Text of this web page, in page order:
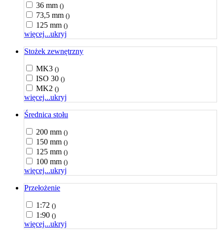
36 mm ()
73,5 mm ()
125 mm ()
więcej...ukryj
Stożek zewnętrzny
MK3 ()
ISO 30 ()
MK2 ()
więcej...ukryj
Średnica stołu
200 mm ()
150 mm ()
125 mm ()
100 mm ()
więcej...ukryj
Przełożenie
1:72 ()
1:90 ()
więcej...ukryj